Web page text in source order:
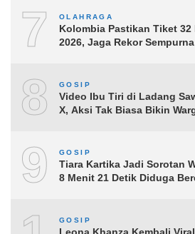
7 OLAHRAGA
Kolombia Pastikan Tiket 32
2026, Jaga Rekor
8 GOSIP
Video Ibu Tiri di Ladang
X, Aksi Tak Biasa Bikin
9 GOSIP
Tiara Kartika Jadi Sorotan
8 Menit 21 Detik Diduga
GOSIP